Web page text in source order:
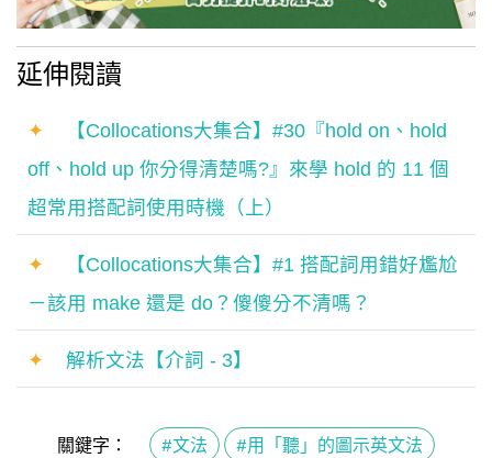
延伸閱讀
✦
【Collocations大集合】#30『hold on、hold
off、hold up 你分得清楚嗎?』來學 hold 的 11 個
超常用搭配詞使用時機（上）
✦
【Collocations大集合】#1 搭配詞用錯好尷尬
－該用 make 還是 do？傻傻分不清嗎？
✦ 解析文法【介詞 - 3】
關鍵字： #文法 #用「聽」的圖示英文法